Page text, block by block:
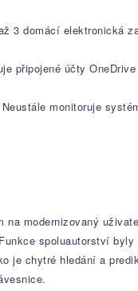
3 domácí elektronická
připojené účty
monitoruje
na modernizovaný
spoluautorství
je chytré hledání a